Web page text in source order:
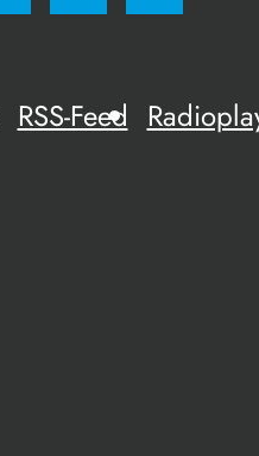
RSS-Feed